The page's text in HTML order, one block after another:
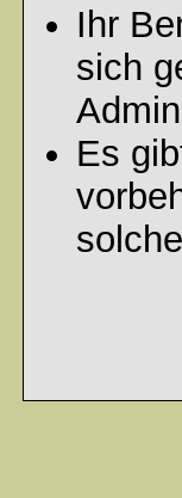
Ihr
sich
Es